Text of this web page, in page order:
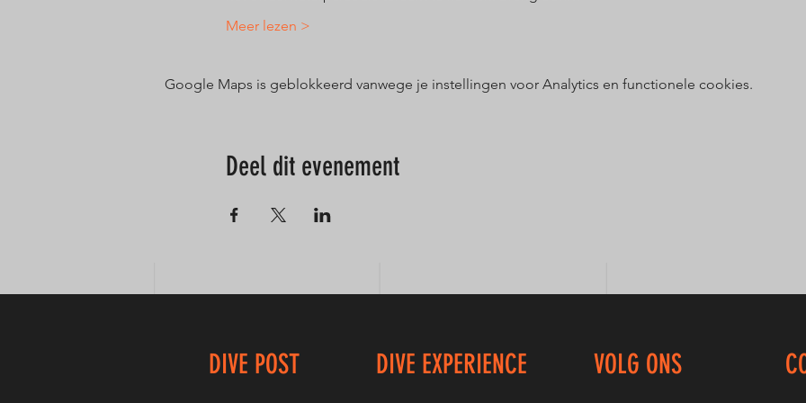
Meer lezen >
Google Maps is geblokkeerd vanwege je instellingen voor Analytics en functionele cookies.
Deel dit evenement
DIVE POST DIVE EXPERIENCE VOLG ONS